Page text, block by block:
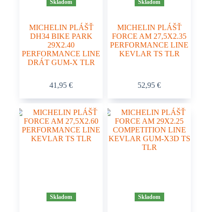
Skladom
MICHELIN PLÁŠŤ
DH34 BIKE PARK
29X2.40
PERFORMANCE LINE
DRÁT GUM-X TLR
41,95€
Skladom
MICHELIN PLÁŠŤ
FORCE AM 27,5X2.35
PERFORMANCE LINE
KEVLAR TS TLR
52,95€
Skladom Skladom